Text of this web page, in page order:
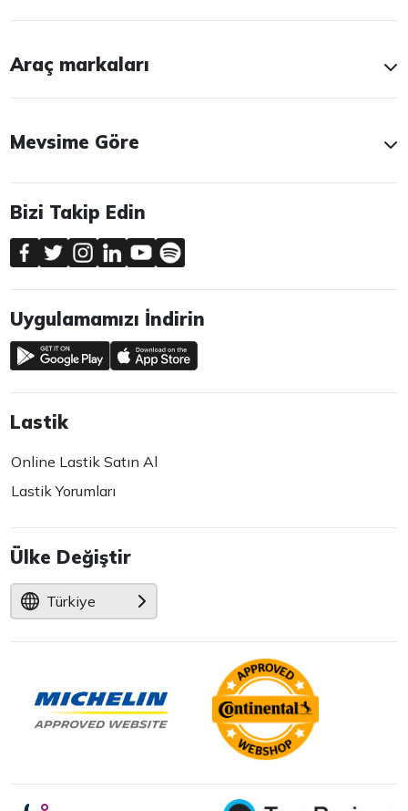
Araç markaları
Mevsime Göre
Bizi Takip Edin
Uygulamamızı İndirin
Lastik
Online Lastik Satın Al
Lastik Yorumları
Ülke Değiştir
Türkiye